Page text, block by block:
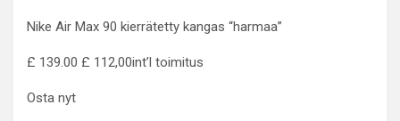
Nike Air Max 90 kierrätetty kangas “harmaa”
£ 139.00 £ 112,00int’l toimitus
Osta nyt